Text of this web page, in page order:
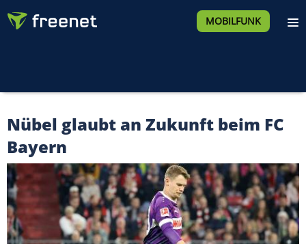
MOBILFUNK
Nübel glaubt an Zukunft beim FC
Bayern